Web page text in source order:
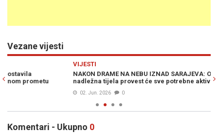
Vezane vijesti
NAKON DRAME NA NEBU IZNAD SARAJEVA: Oglasila se BHANSA,
nadležna tijela provest će sve potrebne aktivnosti...
Komentari - Ukupno 0